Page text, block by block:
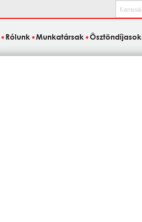
Keresés
Rólunk Munkatársak Ösztöndíjasok